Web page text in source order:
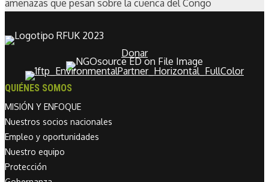
amenazas que pesan sobre la cuenca del Congo
Donar
QUIÉNES SOMOS
MISIÓN Y ENFOQUE
Nuestros socios nacionales
Empleo y oportunidades
Nuestro equipo
Protección